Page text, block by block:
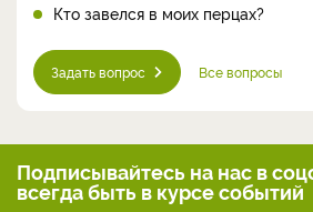
Кто завелся в моих перцах?
Задать вопрос Все вопросы
Подписывайтесь на нас в
всегдабыть в курсе событий